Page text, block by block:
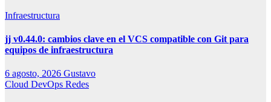
Infraestructura
jj v0.44.0: cambios clave en el VCS compatible con Git para
equipos de infraestructura
6 agosto, 2026 Gustavo
Cloud DevOps Redes